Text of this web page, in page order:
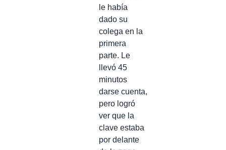
le había
dado su
colega en la
primera
parte. Le
llevó 45
minutos
darse cuenta,
pero logró
ver que la
clave estaba
por delante